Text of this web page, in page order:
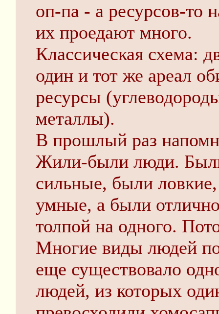
оп-па - а ресурсов-то
их проедают много.
Классическая схема:
один и тот же ареал
ресурсы
металлы).
В прошлый раз
Жили-были люди.
сильные, были
умные, а были
толпой на одного.
Многие виды людей
еще существовало
людей, из которых